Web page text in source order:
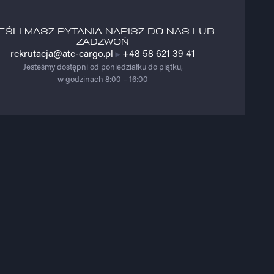
MASZ PYTANIA NAPISZ DO NAS LUB
ZADZWOŃ
rekrutacja@atc-cargo.pl +48 58 621 39 41
Jesteśmy dostępni od poniedziałku do piątku,
w godzinach 8:00 – 16:00